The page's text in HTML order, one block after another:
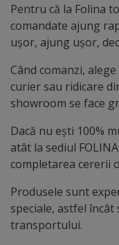
Pentru că la Folina
comandate ajung
ușor, ajung ușor,
Când comanzi,
curier sau ridicare
showroom se face
Dacă nu ești 100%
atât la sediul FOLINA
completarea cererii
Produsele sunt
speciale, astfel
transportului.